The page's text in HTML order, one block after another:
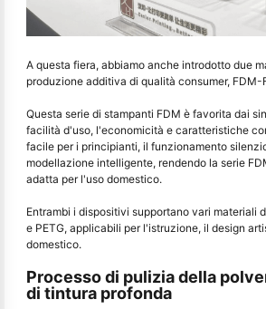
A questa fiera, abbiamo anche introdotto due
produzione additiva di qualità consumer, FDM-
Questa serie di stampanti FDM è favorita dai
facilità d'uso, l'economicità e caratteristiche
facile per i principianti, il funzionamento
modellazione intelligente, rendendo la serie
adatta per l'uso domestico.
Entrambi i dispositivi supportano vari materiali
e PETG, applicabili per l'istruzione, il design
domestico.
Processo di pulizia della
di tintura profonda